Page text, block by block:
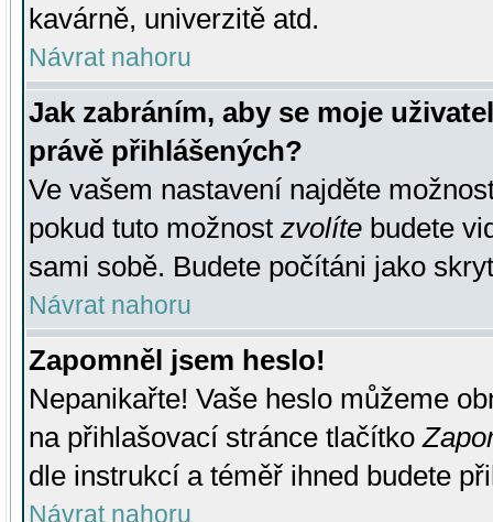
kavárně, univerzitě atd.
Návrat nahoru
Jak zabráním, aby se moje
právě přihlášených?
Ve vašem nastavení najděte
pokud tuto možnost zvolíte budete
sami sobě. Budete počítáni jako
Návrat nahoru
Zapomněl jsem heslo!
Nepanikařte! Vaše heslo můžeme
na přihlašovací stránce tlačítko
dle instrukcí a téměř ihned budete
Návrat nahoru